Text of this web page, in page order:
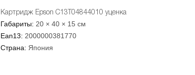
Картридж Epson C13T04844010 уценка
Габариты: 20 × 40 × 15 см
Ean13: 2000000381770
Страна: Япония